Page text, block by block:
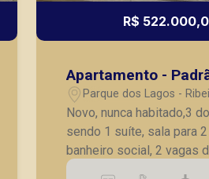
R$
Apartamento -
Parque dos Lagos -
Novo, nunca habitado,3
sendo 1 suíte, sala para
banheiro social, 2 vagas
Condições especiais na